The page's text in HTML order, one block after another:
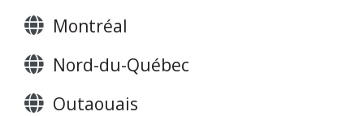
Montréal
Nord-du-Québec
Outaouais